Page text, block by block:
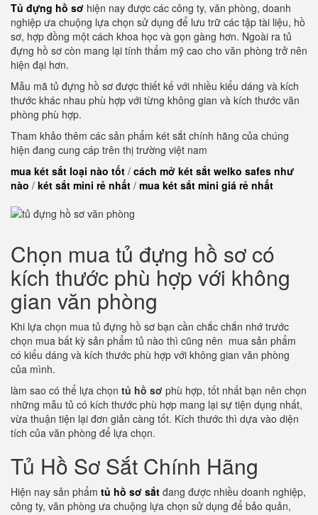
Tủ đựng hồ sơ hiện nay được các công ty, văn phòng, doanh
nghiệp ưa chuộng lựa chọn sử dụng để lưu trữ các tập tài liệu, hồ
sơ, hợp đồng một cách khoa học và gọn gàng hơn. Ngoài ra tủ
đựng hồ sơ còn mang lại tính thẩm mỹ cao cho văn phòng trở nên
hiện đại hơn.
Mẫu mã tủ đựng hồ sơ được thiết kế với nhiều kiểu dáng và kích
thước khác nhau phù hợp với từng không gian và kích thước văn
phòng phù hợp.
Tham khảo thêm các sản phẩm két sắt chính hãng của chúng
hiện đang cung cáp trên thị trường việt nam
mua két sắt loại nào tốt / cách mở két sắt welko safes như
nào / két sắt mini rẻ nhất / mua két sắt mini giá rẻ nhất
Chọn mua tủ đựng hồ sơ có
kích thước phù hợp với không
gian văn phòng
Khi lựa chọn mua tủ đựng hồ sơ bạn cần chắc chắn nhớ trước
chọn mua bất kỳ sản phẩm tủ nào thì cũng nên mua sản phẩm
có kiểu dáng và kích thước phù hợp với không gian văn phòng
của mình.
làm sao có thể lựa chọn tủ hồ sơ phù hợp, tốt nhất bạn nên chọn
những mẫu tủ có kích thước phù hợp mang lại sự tiện dụng nhất,
vừa thuận tiện lại đơn giản càng tốt. Kích thước thì dựa vào diện
tích của văn phòng để lựa chọn.
Tủ Hồ Sơ Sắt Chính Hãng
Hiện nay sản phẩm tủ hồ sơ sắt đang được nhiều doanh nghiệp,
công ty, văn phòng ưa chuộng lựa chọn sử dụng để bảo quản,